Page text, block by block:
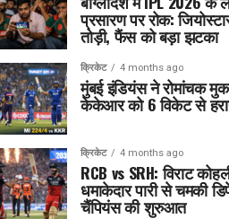
प्रसारण पर रोक:
तोड़ी, फैंस को बड़ा झटका
क्रिकेट 4 months ago
मुंबई इंडियंस ने रोमांचक
केकेआर को 6 विकेट से
क्रिकेट 4 months ago
RCB vs SRH: विराट
धमाकेदार पारी से चमकी
चैंपियंस की शुरुआत